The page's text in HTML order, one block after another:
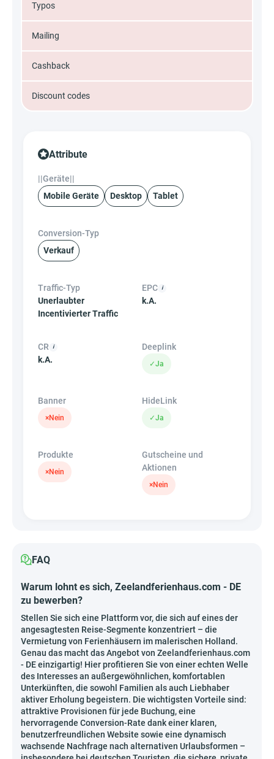
Typos
Mailing
Cashback
Discount codes
Attribute
||Geräte||
Mobile Geräte
Desktop Tablet
Conversion-Typ
Verkauf
Traffic-Typ
Unerlaubter
Incentivierter Traffic
EPC
k.A.
CR
k.A.
Deeplink
✓Ja
Banner
×Nein
HideLink
✓Ja
Produkte
×Nein
Gutscheine und
Aktionen
×Nein
FAQ
Warum lohnt es sich, Zeelandferienhaus.com - DE
zu bewerben?
Stellen Sie sich eine Plattform vor, die sich auf eines der
angesagtesten Reise-Segmente konzentriert – die
Vermietung von Ferienhäusern im malerischen Holland.
Genau das macht das Angebot von Zeelandferienhaus.com
- DE einzigartig! Hier profitieren Sie von einer echten Welle
des Interesses an außergewöhnlichen, komfortablen
Unterkünften, die sowohl Familien als auch Liebhaber
aktiver Erholung begeistern. Die wichtigsten Vorteile sind:
attraktive Provisionen für jede Buchung, eine
hervorragende Conversion-Rate dank einer klaren,
benutzerfreundlichen Website sowie eine dynamisch
wachsende Nachfrage nach alternativen Urlaubsformen –